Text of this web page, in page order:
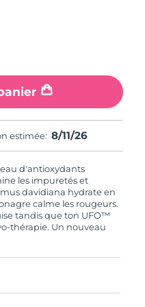
estimée: 8/11/26
d'antioxydants
les impuretés et
davidiana hydrate en
calme les rougeurs.
tandis que ton UFO™
thérapie. Un nouveau
Livraison estimée8/12/26
Livraison estimée8/9/26
Livraison estimée
Livraison estimée
Livraison estimée8/9/26